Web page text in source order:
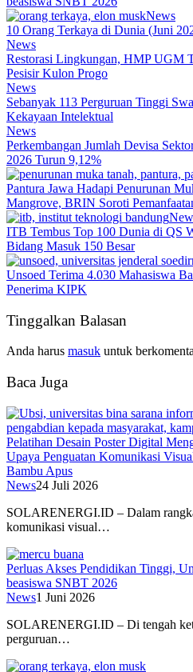
News
10 Orang Terkaya di Dunia (Juni
News
Restorasi Lingkungan, HMP UGM
Pesisir Kulon Progo
News
Sebanyak 113 Perguruan Tinggi
Kekayaan Intelektual
News
Perkembangan Jumlah Devisa
2026 Turun 9,12%
Pantura Jawa Hadapi Penurunan
Mangrove, BRIN Soroti
ITB Tembus Top 100 Dunia di QS
Bidang Masuk 150 Besar
Unsoed Terima 4.030 Mahasiswa
Penerima KIPK
Tinggalkan Balasan
Anda harus masuk untuk
Baca Juga
Pelatihan Desain Poster Digital
Upaya Penguatan Komunikasi
Bambu Apus
News24 Juli 2026
SOLARENERGI.ID – Dalam
komunikasi visual…
Perluas Akses Pendidikan Tinggi,
beasiswa SNBT 2026
News1 Juni 2026
SOLARENERGI.ID – Di tengah
perguruan…